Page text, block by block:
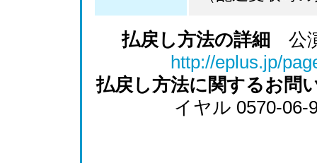
払戻し方法の詳細 公
http://eplus.jp/
払戻し方法に関するお問
イヤル 0570-06-